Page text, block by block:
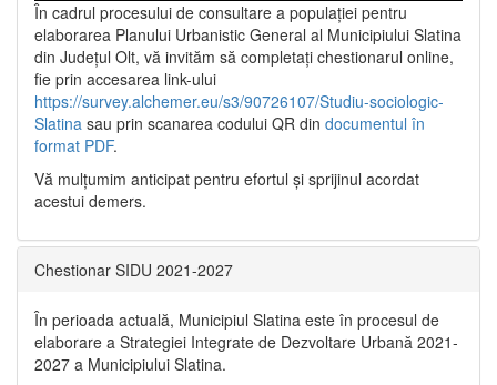
În cadrul procesului de consultare a populaţiei pentru
elaborarea Planului Urbanistic General al Municipiului Slatina
din Județul Olt, vă invităm să completați chestionarul online,
fie prin accesarea link-ului
https://survey.alchemer.eu/s3/90726107/Studiu-sociologic-
Slatina sau prin scanarea codului QR din documentul în
format PDF.
Vă mulţumim anticipat pentru efortul şi sprijinul acordat
acestui demers.
Chestionar SIDU 2021-2027
În perioada actuală, Municipiul Slatina este în procesul de
elaborare a Strategiei Integrate de Dezvoltare Urbană 2021‐
2027 a Municipiului Slatina.